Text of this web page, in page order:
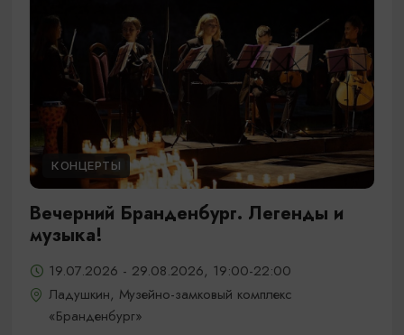
КОНЦЕРТЫ
Вечерний Бранденбург. Легенды и
музыка!
19.07.2026 - 29.08.2026, 19:00-22:00
Ладушкин, Музейно-замковый комплекс
«Бранденбург»